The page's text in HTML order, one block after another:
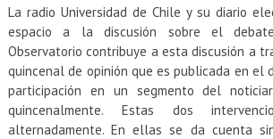
ADMISIÓN
INVESTIGACIÓN
BIBLIOTECAS
La radio Universidad de Chile y su diario
espacio a la discusión sobre el
Observatorio contribuye a esta discusión a
quincenal de opinión que es publicada en el
participación en un segmento del
quincenalmente. Estas dos
alternadamente. En ellas se da cuenta